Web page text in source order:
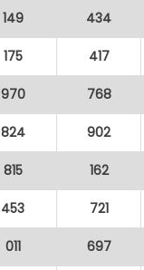
149 434
175 417
970 768
824 902
815 162
453 721
011 697